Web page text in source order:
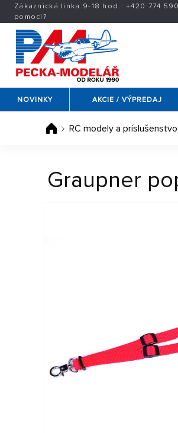
Zákaznická linka 9-18 hod.:+420 774
pomoci?
NOVINKY AKCIE / VÝPREDAJ
RC modely a príslušenstvo
Graupner